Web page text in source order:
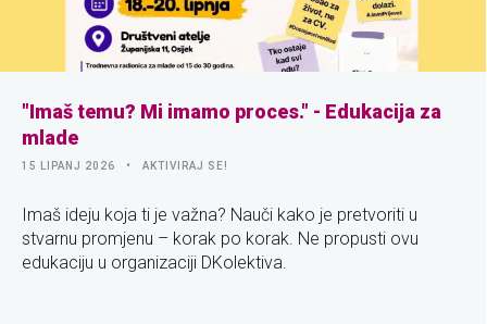
"Imaš temu? Mi imamo proces." - Edukacija za
mlade
15 LIPANJ 2026 AKTIVIRAJ SE!
Imaš ideju koja ti je važna? Nauči kako je pretvoriti u
stvarnu promjenu – korak po korak. Ne propusti ovu
edukaciju u organizaciji DKolektiva.